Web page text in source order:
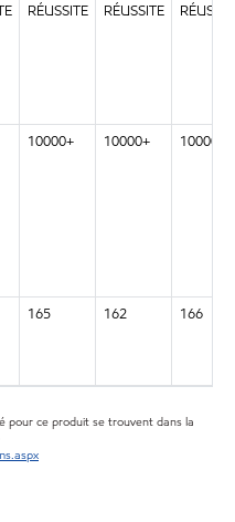
RÉUSSITE RÉUSSITE
10000+ 10000+ 10000+
165 162 166
pour ce produit se trouvent dans la